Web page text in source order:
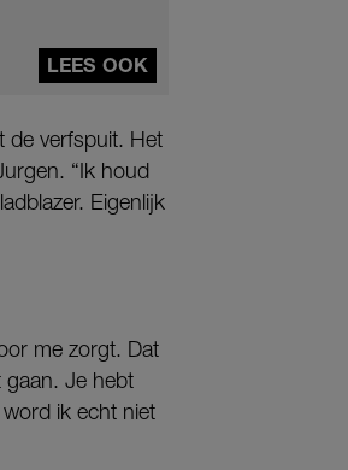
LEES OOK
de verfspuit. Het
“Ik houd
Eigenlijk
me zorgt. Dat
gaan. Je hebt
ik echt niet